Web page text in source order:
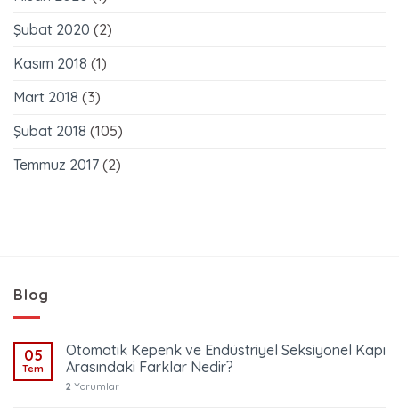
Şubat 2020 (2)
Kasım 2018 (1)
Mart 2018 (3)
Şubat 2018 (105)
Temmuz 2017 (2)
Blog
05
Tem
Otomatik Kepenk ve Endüstriyel Seksiyonel Kapı
Arasındaki Farklar Nedir?
2 Yorumlar